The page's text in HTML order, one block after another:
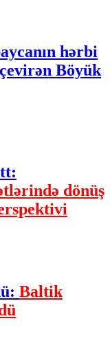
hərbi
Böyük
dönüş
Baltik